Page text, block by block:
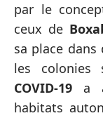
par le
ceux de
sa place
les colonies
COVID-19 a
habitats